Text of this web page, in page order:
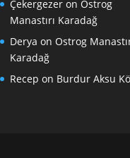
Çekergezeron Ostrog
Manastırı Karadağ
Derya on Ostrog
Karadağ
Recep on Burdur Aksu